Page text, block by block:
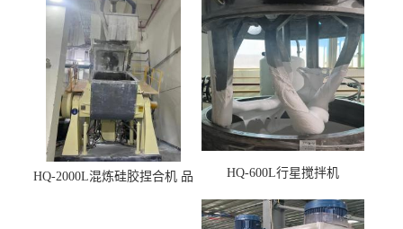
HQ-2000L混炼硅胶捏合机 品
HQ-600L行星搅拌机